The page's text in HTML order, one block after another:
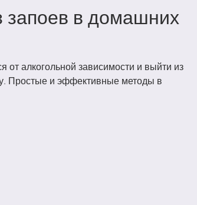
запоев в домашних
от алкогольной зависимости и выйти из
Простые и эффективные методы в